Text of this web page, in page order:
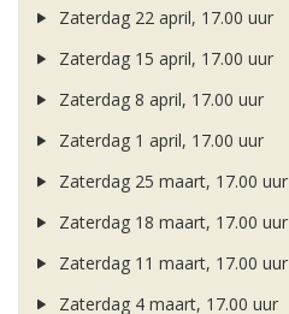
Zaterdag 22 april, 17.00 uur
Zaterdag 15 april, 17.00 uur
Zaterdag 8 april, 17.00 uur
Zaterdag 1 april, 17.00 uur
Zaterdag 25 maart, 17.00 uur
Zaterdag 18 maart, 17.00 uur
Zaterdag 11 maart, 17.00 uur
Zaterdag 4 maart, 17.00 uur